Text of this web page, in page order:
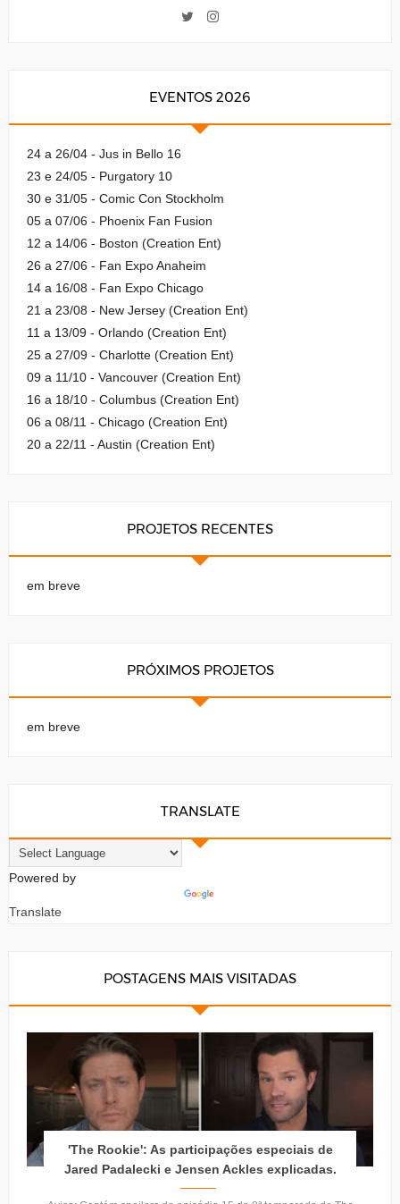
EVENTOS 2026
24 a 26/04 - Jus in Bello 16
23 e 24/05 - Purgatory 10
30 e 31/05 - Comic Con Stockholm
05 a 07/06 - Phoenix Fan Fusion
12 a 14/06 - Boston (Creation Ent)
26 a 27/06 - Fan Expo Anaheim
14 a 16/08 - Fan Expo Chicago
21 a 23/08 - New Jersey (Creation Ent)
11 a 13/09 - Orlando (Creation Ent)
25 a 27/09 - Charlotte (Creation Ent)
09 a 11/10 - Vancouver (Creation Ent)
16 a 18/10 - Columbus (Creation Ent)
06 a 08/11 - Chicago (Creation Ent)
20 a 22/11 - Austin (Creation Ent)
PROJETOS RECENTES
em breve
PRÓXIMOS PROJETOS
em breve
TRANSLATE
Powered by
Translate
POSTAGENS MAIS VISITADAS
'The Rookie': As participações especiais de
Jared Padalecki e Jensen Ackles explicadas.